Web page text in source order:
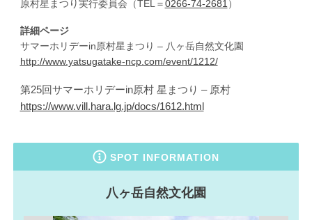
原村星まつり実行委員会（TEL＝0266-74-2681）
詳細ページ
サマーホリデーin原村星まつり – 八ヶ岳自然文化園
http://www.yatsugatake-ncp.com/event/1212/
第25回サマーホリデーin原村 星まつり – 原村
https://www.vill.hara.lg.jp/docs/1612.html
SPOT INFORMATION
八ヶ岳自然文化園